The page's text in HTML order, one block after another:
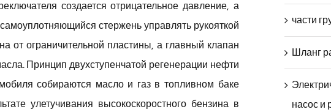
создается отрицательное давление, а
стержень управлять рукояткой
от ограничительной пластины, а главный клапан
Принцип двухступенчатой ​​регенерации нефти
собираются масло и газ в топливном баке
улетучивания высокоскоростного бензина в
части
Шланг
насос и